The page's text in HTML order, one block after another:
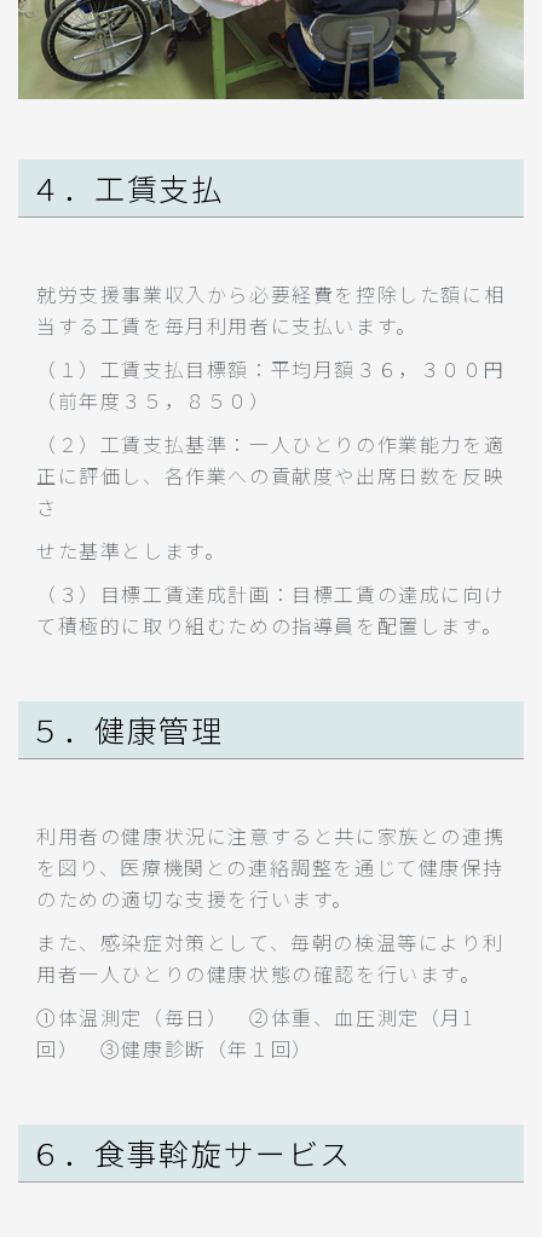
４．工賃支払
就労支援事業収入から必要経費を控除した額に相
当する工賃を毎月利用者に支払います。
（１）工賃支払目標額：平均月額３６，３００円
（前年度３５，８５０）
（２）工賃支払基準：一人ひとりの作業能力を適
正に評価し、各作業への貢献度や出席日数を反映
さ
せた基準とします。
（３）目標工賃達成計画：目標工賃の達成に向け
て積極的に取り組むための指導員を配置します。
５．健康管理
利用者の健康状況に注意すると共に家族との連携
を図り、医療機関との連絡調整を通じて健康保持
のための適切な支援を行います。
また、感染症対策として、毎朝の検温等により利
用者一人ひとりの健康状態の確認を行います。
①体温測定（毎日） ②体重、血圧測定（月1
回） ③健康診断（年１回）
６．食事斡旋サービス